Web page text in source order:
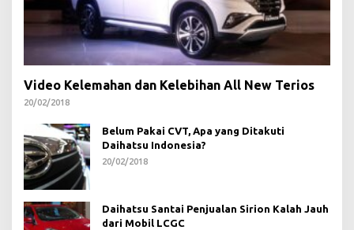
Video Kelemahan dan Kelebihan All New Terios
20/02/2018
Belum Pakai CVT, Apa yang Ditakuti
Daihatsu Indonesia?
20/02/2018
Daihatsu Santai Penjualan Sirion Kalah Jauh
dari Mobil LCGC